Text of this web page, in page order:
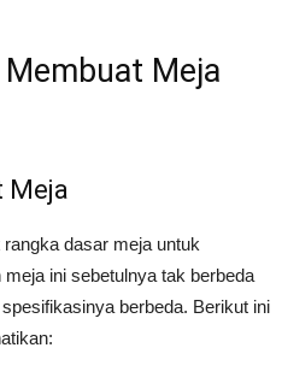
Meja
Meja
dasar meja untuk
ini sebetulnya tak berbeda
berbeda. Berikut ini